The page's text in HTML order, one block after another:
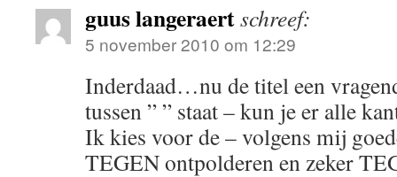
guus langeraertschreef:
5 november 2010 om 12:29
Inderdaad…nu de titel een
tussen ” ” staat – kun je er alle
Ik kies voor de – volgens mij
TEGEN ontpolderen en zeker